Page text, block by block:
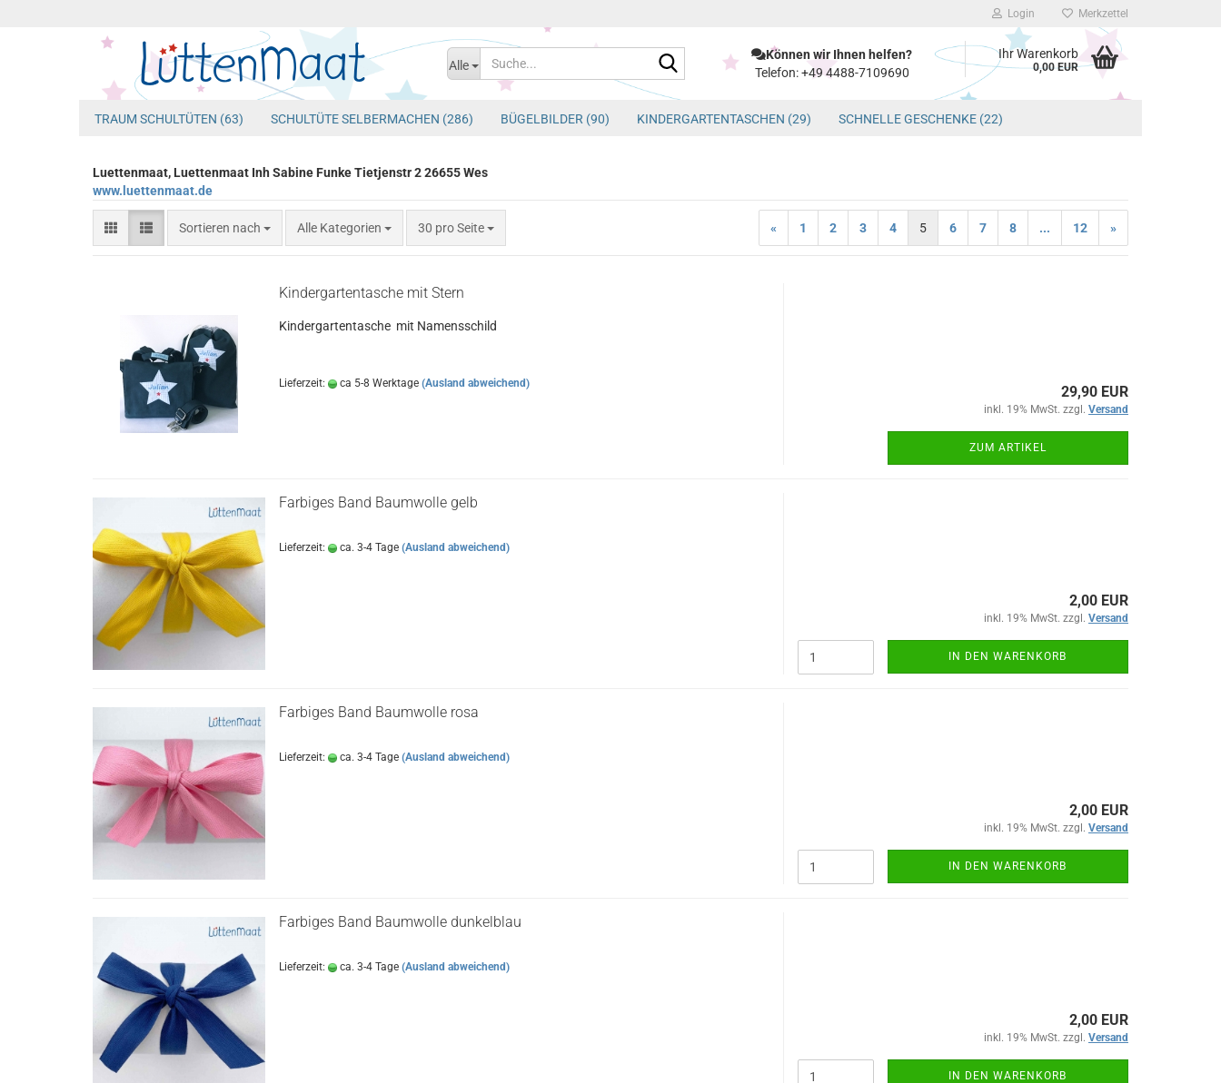
Login Merkzettel
Alle
Suche...
Können wir Ihnen helfen?
Telefon: +49 4488-7109690
Ihr Warenkorb
0,00 EUR
TRAUM SCHULTÜTEN (63) SCHULTÜTE SELBERMACHEN (286) BÜGELBILDER (90) KINDERGARTENTASCHEN (29) SCHNELLE GESCHENKE (22)
Luettenmaat, Luettenmaat Inh Sabine Funke Tietjenstr 2 26655 Wes
www.luettenmaat.de
Sortieren nach
Sortieren nach Alle Kategorien 30 pro Seite
pro Seite « 1 2 3 4 5 6 7 8 ... 12 »
Kindergartentasche mit Stern
Kindergartentasche mit Namensschild
Lieferzeit: ca 5-8 Werktage (Ausland abweichend) 29,90 EUR
inkl. 19% MwSt. zzgl. Versand
ZUM ARTIKEL
Farbiges Band Baumwolle gelb
Lieferzeit: ca. 3-4 Tage (Ausland abweichend)
2,00 EUR
inkl. 19% MwSt. zzgl. Versand
IN DEN WARENKORB
Farbiges Band Baumwolle rosa
Lieferzeit: ca. 3-4 Tage (Ausland abweichend)
2,00 EUR
inkl. 19% MwSt. zzgl. Versand
IN DEN WARENKORB
Farbiges Band Baumwolle dunkelblau
Lieferzeit: ca. 3-4 Tage (Ausland abweichend)
2,00 EUR
inkl. 19% MwSt. zzgl. Versand
IN DEN WARENKORB